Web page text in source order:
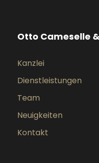
Otto Cameselle
Kanzlei
Dienstleistungen
Team
Neuigkeiten
Kontakt